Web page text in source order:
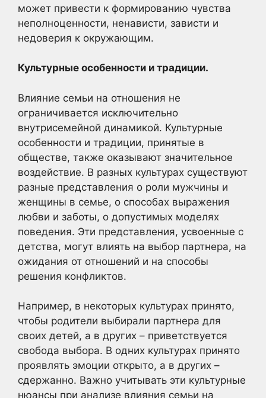
может привести к формированию чувства
неполноценности, ненависти, зависти и
недоверия к окружающим.
Культурные особенности и традиции.
Влияние семьи на отношения не
ограничивается исключительно
внутрисемейной динамикой. Культурные
особенности и традиции, принятые в
обществе, также оказывают значительное
воздействие. В разных культурах существуют
разные представления о роли мужчины и
женщины в семье, о способах выражения
любви и заботы, о допустимых моделях
поведения. Эти представления, усвоенные с
детства, могут влиять на выбор партнера, на
ожидания от отношений и на способы
решения конфликтов.
Например, в некоторых культурах принято,
чтобы родители выбирали партнера для
своих детей, а в других – приветствуется
свобода выбора. В одних культурах принято
проявлять эмоции открыто, а в других –
сдержанно. Важно учитывать эти культурные
нюансы при анализе влияния семьи на